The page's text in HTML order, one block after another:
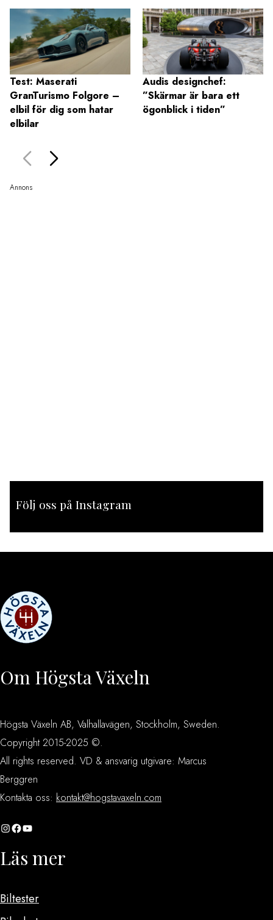
Test: Maserati
GranTurismo Folgore –
elbil för dig som hatar
elbilar
Audis designchef:
”Skärmar är bara ett
ögonblick i tiden”
Annons
Följ oss på Instagram
Om Högsta Växeln
Högsta Växeln AB, Valhallavägen, Stockholm, Sweden.
Copyright 2015-2025 ©.
All rights reserved. VD & ansvarig utgivare: Marcus
Berggren
Kontakta oss: kontakt@hogstavaxeln.com
InstagramFacebook YouTube
Läs mer
Biltester